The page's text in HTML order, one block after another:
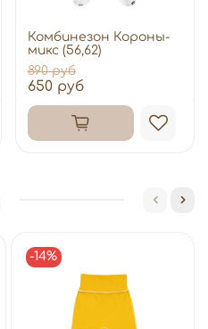
Комбинезон Короны-
микс (56,62)
890 руб
650 руб
-14%